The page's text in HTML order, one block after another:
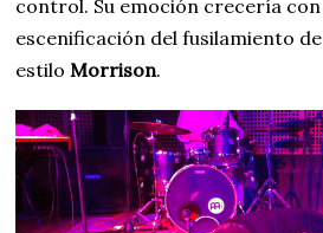
control. Su emoción crecería con
escenificación del fusilamiento de
estilo Morrison.